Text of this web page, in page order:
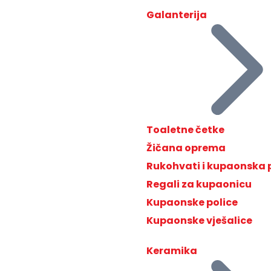
Galanterija
Toaletne četke
Žičana oprema
Rukohvati i kupaonska
Regali za kupaonicu
Kupaonske police
Kupaonske vješalice
Keramika